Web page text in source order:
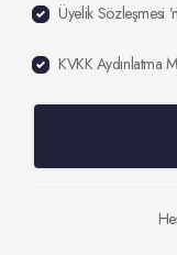
Üyelik Sözleşmesi
KVKK Aydınlatma